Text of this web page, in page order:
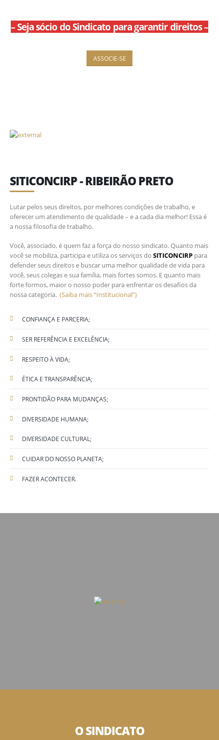
– Seja sócio do Sindicato para garantir direitos –
ASSOCIE-SE
SITICONCIRP - RIBEIRÃO PRETO
Lutar pelos seus direitos, por melhores condições de trabalho, e
oferecer um atendimento de qualidade – e a cada dia melhor! Essa é
a nossa filosofia de trabalho.
Você, associado, é quem faz a força do nosso sindicato. Quanto mais
você se mobiliza, participa e utiliza os serviços do SITICONCIRP para
defender seus direitos e buscar uma melhor qualidade de vida para
você, seus colegas e sua família, mais fortes somos. E quanto mais
forte formos, maior o nosso poder para enfrentar os desafios da
nossa categoria. (Saiba mais “Institucional”)
CONFIANÇA E PARCERIA;
SER REFERÊNCIA E EXCELÊNCIA;
RESPEITO À VIDA;
ÉTICA E TRANSPARÊNCIA;
PRONTIDÃO PARA MUDANÇAS;
DIVERSIDADE HUMANA;
DIVERSIDADE CULTURAL;
CUIDAR DO NOSSO PLANETA;
FAZER ACONTECER.
O SINDICATO